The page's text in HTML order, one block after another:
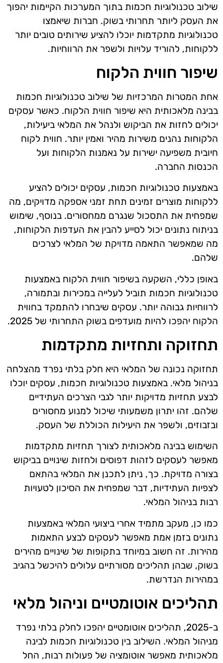
שילוב טכנולוגיות חכמות בתוך המערכות הקיימות יהפוך
את העסק ליותר תחרותי בשוק. חברות שיאמצו
טכנולוגיות מתקדמות יוכלו להציע שירותים טובים יותר
ללקוחות, להוריד עלויות ולשפר את הרווחיות.
שיפור חווית הלקוח
אחת המטרות המרכזיות של שילוב טכנולוגיות חכמות
בבינה מלאכותית היא שיפור חווית הלקוח. כאשר עסקים
יכולים לחזות את הביקוש ולנהל את המלאי ביעילות,
הלקוחות נהנים משירות מהיר ואמין יותר. חווית לקוח
חיובית משפיעה ישירות על נאמנות הלקוחות ועל
הכנסות החברה.
באמצעות טכנולוגיות חכמות, עסקים יכולים להציע
ללקוחות מוצרים זמינים תחת זמני אספקה מדויקים, מה
שמפחית את התסכול שנגרם ממחסורים. בנוסף, שימוש
בניתוח נתונים יכול לסייע להבין את העדפות הלקוחות,
מה שמאפשר התאמה מדויקת של המלאי לצרכים
שלהם.
באופן כללי, השקעה בשיפור חווית הלקוח באמצעות
טכנולוגיות חכמות תוביל לעלייה במכירות ובתמורה,
לרווחיות גבוהה יותר. עסקים שיבחרו להתמקד בחווית
הלקוח יהפכו להיות מועדפים בשוק התחרותי של 2025.
תחזוקה ותחזיות מתקדמות
תחזוקה נכונה של המלאי היא חלק בלתי נפרד מהצלחה
בניהול מלאי. באמצעות טכנולוגיות חכמות, עסקים יוכלו
לבצע תחזיות מדויקות יותר לגבי הצרכים העתידיים
שלהם. זהו יתרון משמעותי שיכול למנוע מחסורים
ובזבוזים, ולשפר את היעילות הכוללת של העסק.
השימוש בבינה מלאכותית לצורך תחזיות מתקדמות
מאפשר לעסקים לזהות דפוסים ולחזות שינויים בביקוש
בצורה מדויקת. כך, ניתן לתכנן את המלאי בהתאם
לצפיות העתידיות, דבר שמפחית את הסיכון לטעויות
רבות בניהול המלאי.
כמו כן, מעקב מתמיד אחרי ביצועי המלאי באמצעות
נתונים בזמן אמת מאפשר לעסקים לבצע התאמות
מהירות. זה חשוב במיוחד בתקופות של שינויים מהירים
בשוק, שבהן תהליכים מסורתיים עלולים להיכשל בהגיב
במהירות הנדרשת.
תהליכים אוטומטיים וניהול מלאי
ב-2025, תהליכים אוטומטיים יהפכו לחלק בלתי נפרד
מניהול המלאי. השילוב בין טכנולוגיות חכמות לבינה
מלאכותית מאפשר אוטומציה של פעולות רבות, החל